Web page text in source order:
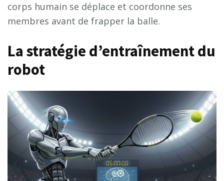
corps humain se déplace et coordonne ses
membres avant de frapper la balle.
La stratégie d’entraînement du
robot